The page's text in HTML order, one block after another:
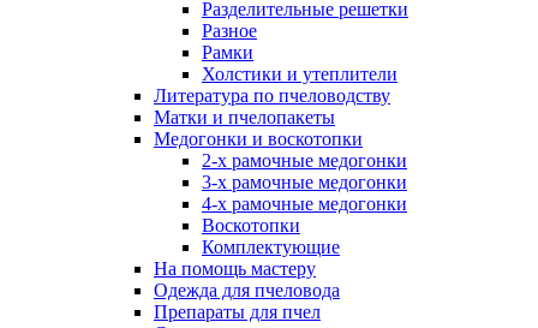
Разделительные решетки
Разное
Рамки
Холстики и утеплители
Литература по пчеловодству
Матки и пчелопакеты
Медогонки и воскотопки
2-х рамочные медогонки
3-х рамочные медогонки
4-х рамочные медогонки
Воскотопки
Комплектующие
На помощь мастеру
Одежда для пчеловода
Препараты для пчел